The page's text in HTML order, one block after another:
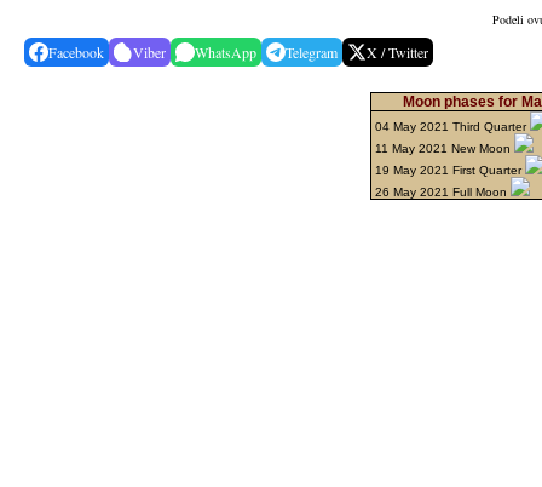
Podeli
Facebook Viber WhatsApp Telegram X / Twitter
Moon phases for
04 May 2021 Third Quarter
11 May 2021 New Moon
19 May 2021 First Quarter
26 May 2021 Full Moon